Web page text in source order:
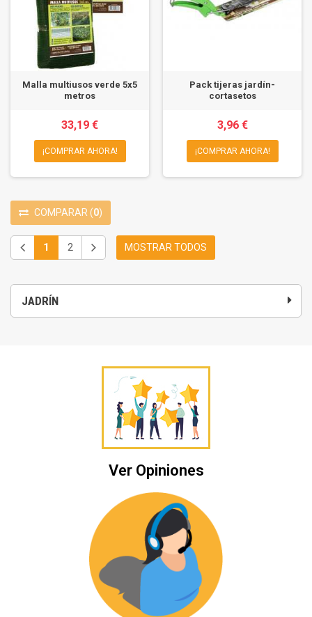
JADRÍN
Malla multiusos verde 5x5
metros
33,19 €
¡COMPRAR AHORA!
Pack tijeras jardín-
cortasetos
3,96 €
¡COMPRAR AHORA!
COMPARAR (0)
1 2 MOSTRAR TODOS
Ver Opiniones